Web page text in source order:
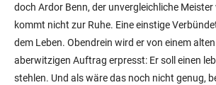
doch Ardor Benn, der unvergleichliche Meister
kommt nicht zur Ruhe. Eine einstige
dem Leben. Obendrein wird er von einem
aberwitzigen Auftrag erpresst: Er soll einen
stehlen. Und als wäre das noch nicht genug,